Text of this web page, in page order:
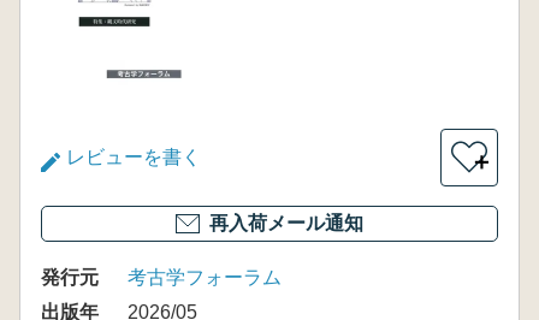
レビューを書く ＋
再入荷メール通知
発行元
考古学フォーラム
出版年
2026/05